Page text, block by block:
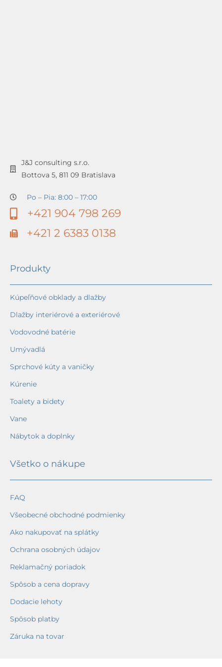
J&J consulting s.r.o.
Bottova 5, 811 09 Bratislava
Po – Pia: 8:00 – 17:00
+421 904 798 269
+421 2 6383 0138
Produkty
Kúpeľňové obklady a dlažby
Dlažby interiérové a exteriérové
Vodovodné batérie
Umývadlá
Sprchové kúty a vaničky
Kúrenie
Toalety a bidety
Vane
Nábytok a doplnky
Všetko o nákupe
FAQ
Všeobecné obchodné podmienky
Ako nakupovať na splátky
Ochrana osobných údajov
Reklamačný poriadok
Spôsob a cena dopravy
Dodacie lehoty
Spôsob platby
Záruka na tovar